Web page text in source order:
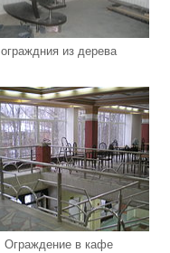
ограждния из дерева
Ограждение в кафе